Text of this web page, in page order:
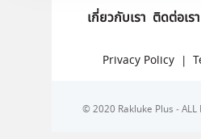
เกี่ยวกับเรา ติดต่อเรา
Privacy Policy |
© 2020 Rakluke Plus - ALL